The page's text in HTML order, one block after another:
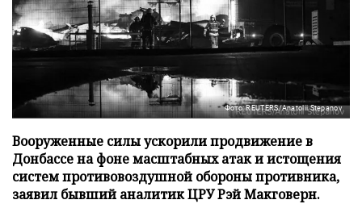
Фото: REUTERS/Anatolii Stepanov
Вооруженные силы ускорили продвижение в
Донбассе на фоне масштабных атак и истощения
систем противовоздушной обороны противника,
заявил бывший аналитик ЦРУ Рэй Макговерн.